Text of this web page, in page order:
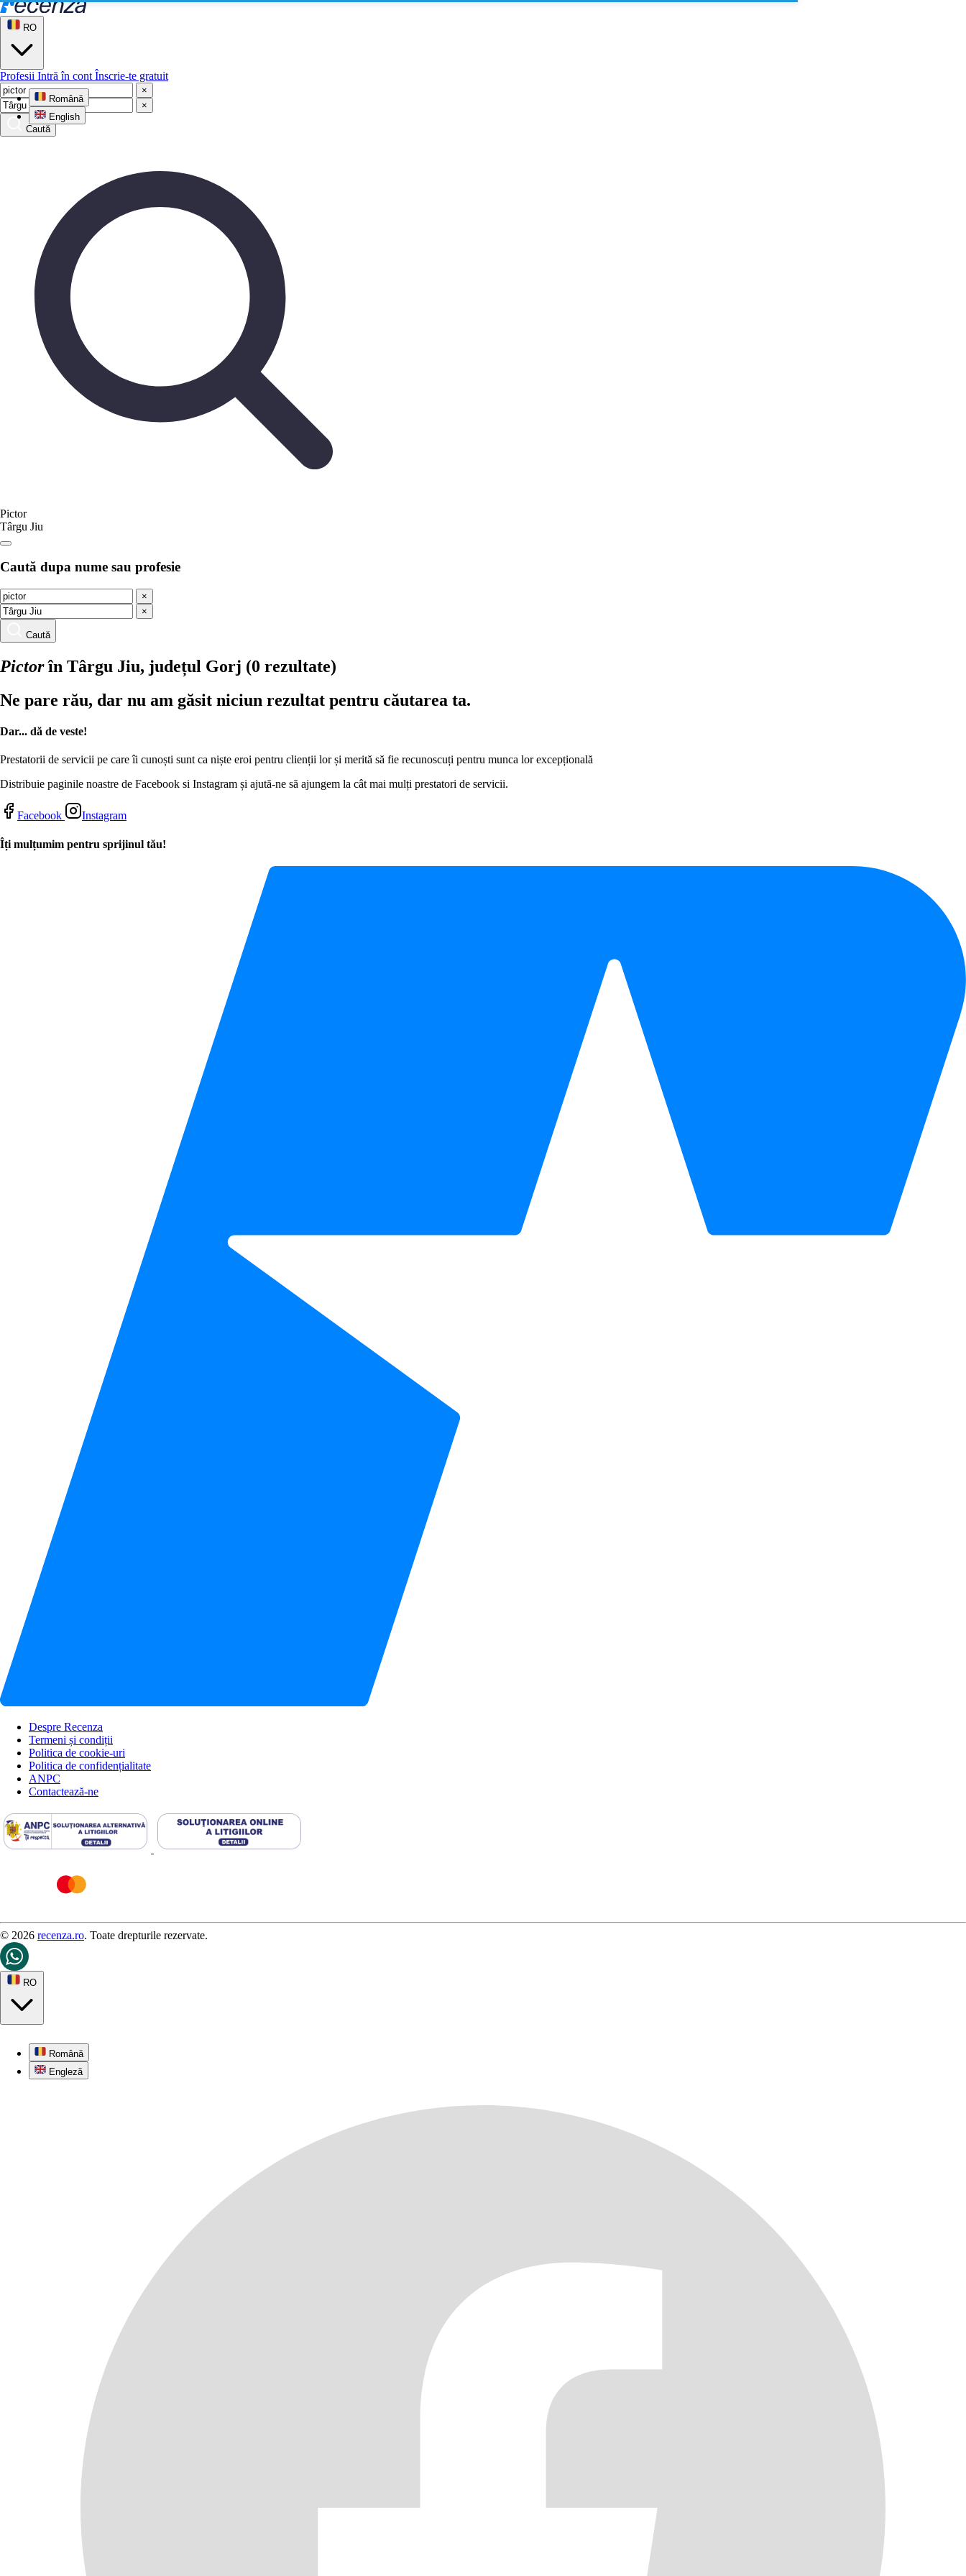
RO
Română
English
Profesii Intră în cont Înscrie-te gratuit
×
×
Caută
Pictor
Târgu Jiu
Caută dupa nume sau profesie
×
×
Caută
Pictorîn Târgu Jiu, județul Gorj (0 rezultate)
Ne pare rău, dar nu am găsit niciun rezultat pentru căutarea ta.
Dar... dă de veste!
Prestatorii de servicii pe care îi cunoști sunt ca niște eroi pentru clienții lor și merită să fie recunoscuți pentru munca lor excepțională
Distribuie paginile noastre de Facebook si Instagram și ajută-ne să ajungem la cât mai mulți prestatori de servicii.
Facebook Instagram
Îți mulțumim pentru sprijinul tău!
Despre Recenza
Termeni și condiții
Politica de cookie-uri
Politica de confidențialitate
ANPC
Contactează-ne
© 2026 recenza.ro. Toate drepturile rezervate.
RO
Română
Engleză